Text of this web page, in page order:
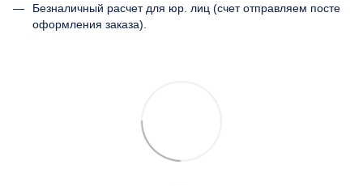
Безналичный расчет для юр. лиц (счет отправляем посте
оформления заказа).